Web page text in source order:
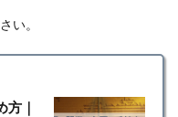
い。
方｜